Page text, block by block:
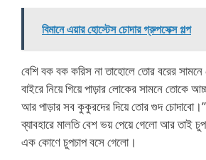
বিমানে এয়ার হোস্টেস চোদার গ্রুপসেক্স গল্প
বেশি বক বক করিস না তাহোলে তোর বরের
বাইরে নিয়ে গিয়ে পাড়ার লোকের সামনে তোকে
আর পাড়ার সব কুকুরদের দিয়ে তোর গুদ
ব্যাবহারে মালতি বেশ ভয় পেয়ে গেলো আর তাই
এক কোণে চুপচাপ বসে গেলো।